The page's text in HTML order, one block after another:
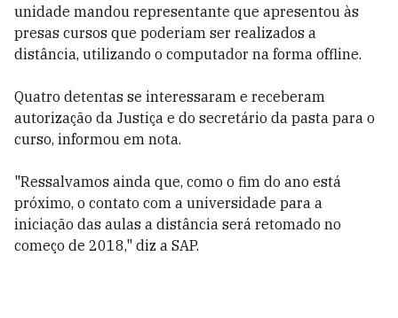
unidade mandou representante que apresentou às
presas cursos que poderiam ser realizados a
distância, utilizando o computador na forma offline.
Quatro detentas se interessaram e receberam
autorização da Justiça e do secretário da pasta para o
curso, informou em nota.
"Ressalvamos ainda que, como o fim do ano está
próximo, o contato com a universidade para a
iniciação das aulas a distância será retomado no
começo de 2018," diz a SAP.